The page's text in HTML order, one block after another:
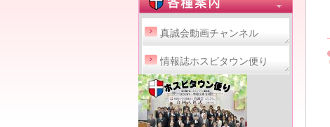
真誠会動画チャンネル
情報誌ホスピタウン便り